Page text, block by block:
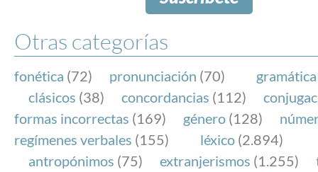
Otras categorías
fonética (72) pronunciación (70) gramática
clásicos (38) concordancias (112)
formas incorrectas (169) género (128)
regímenes verbales (155) léxico (2.894)
antropónimos (75) extranjerismos (1.255)